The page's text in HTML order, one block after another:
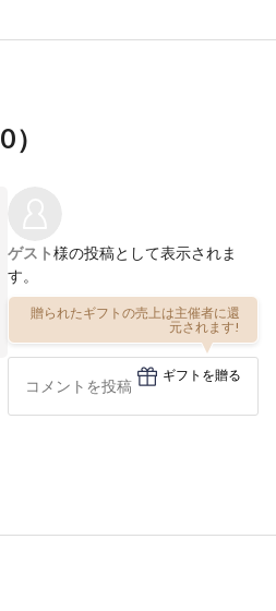
0）
ゲスト様の投稿として表示されま
す。
贈られたギフトの売上は主催者に還
元されます!
ギフトを贈る